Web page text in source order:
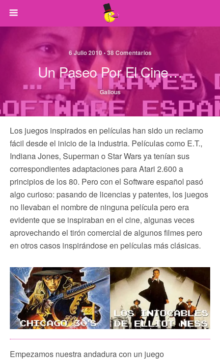
6 Julio 2010 • 38 Comentarios
Un Paseo Por El Cine…
Galious
Los juegos inspirados en películas han sido un reclamo
fácil desde el inicio de la industria. Películas como E.T.,
Indiana Jones, Superman o Star Wars ya tenían sus
correspondientes adaptaciones para Atari 2.600 a
principios de los 80. Pero con el Software español pasó
algo curioso: pasando de licencias y patentes, los juegos
no llevaban el nombre de ninguna película pero era
evidente que se inspiraban en el cine, algunas veces
aprovechando el tirón comercial de algunos filmes pero
en otros casos inspirándose en películas más clásicas.
Empezamos nuestra andadura con un juego